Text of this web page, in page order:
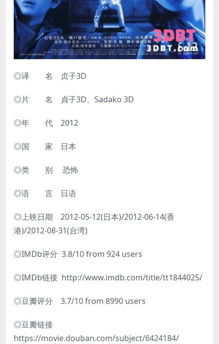
◎译 名 贞子3D
◎片 名 貞子3D、Sadako 3D
◎年 代 2012
◎国 家 日本
◎类 别 恐怖
◎语 言 日语
◎上映日期 2012-05-12(日本)/2012-06-14(香
港)/2012-08-31(台湾)
◎IMDb评分 3.8/10 from 924 users
◎IMDb链接 http://www.imdb.com/title/tt1844025/
◎豆瓣评分 3.7/10 from 8990 users
◎豆瓣链接
https://movie.douban.com/subject/6424184/